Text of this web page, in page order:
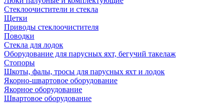
Стеклоочистители и стекла
Щетки
Приводы стеклоочистителя
Поводки
Стекла для лодок
Оборудование для парусных яхт, бегучий такелаж
Стопоры
Шкоты, фалы, тросы для парусных яхт и лодок
Якорно-швартовое оборудование
Якорное оборудование
Швартовое оборудование